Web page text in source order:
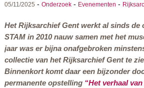
05/11/2025 - Onderzoek- Evenementen -
Het Rijksarchief Gent werkt al sinds de
STAM in 2010 nauw samen met het
jaar was er bijna onafgebroken
collectie van het Rijksarchief Gent te
Binnenkort komt daar een bijzonder
permanente opstelling “Het verhaal